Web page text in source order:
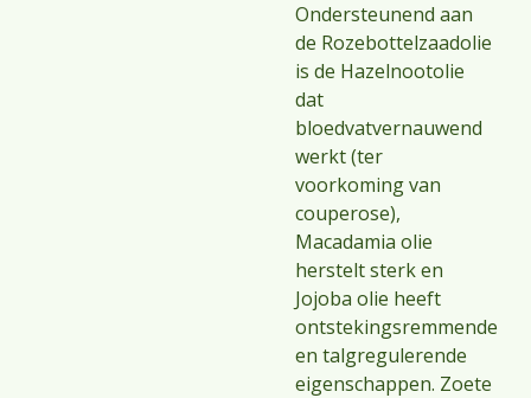
Ondersteunend aan
de Rozebottelzaadolie
is de Hazelnootolie
dat
bloedvatvernauwend
werkt (ter
voorkoming van
couperose),
Macadamia olie
herstelt sterk en
Jojoba olie heeft
ontstekingsremmende
en talgregulerende
eigenschappen. Zoete